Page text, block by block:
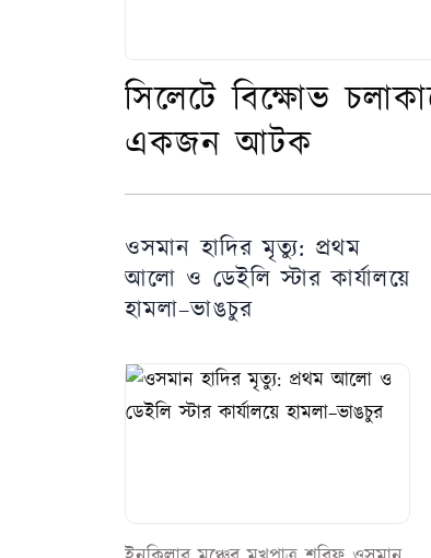
সিলেটে বিক্ষোভ
একজন আটক
ওসমান হাদির মৃত্যু: প্রথম
আলো ও ডেইলি স্টার কার্যালয়ে
হামলা–ভাঙচুর